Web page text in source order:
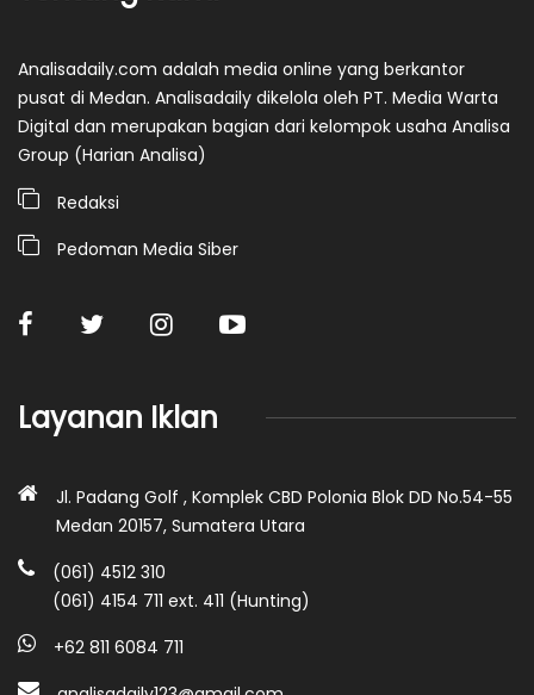
Analisadaily.com adalah media online yang berkantor
pusat di Medan. Analisadaily dikelola oleh PT. Media Warta
Digital dan merupakan bagian dari kelompok usaha Analisa
Group (Harian Analisa)
Redaksi
Pedoman Media Siber
Layanan Iklan
Jl. Padang Golf , Komplek CBD Polonia Blok DD No.54-55
Medan 20157, Sumatera Utara
(061) 4512 310
(061) 4154 711 ext. 411 (Hunting)
+62 811 6084 711